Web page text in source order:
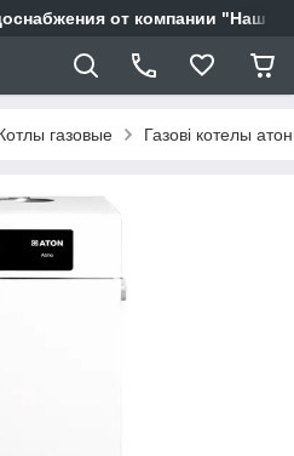
от компании "Наш
газовые Газові котелы